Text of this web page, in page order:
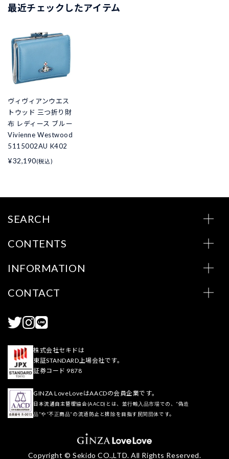
最近チェックしたアイテム
ヴィヴィアンウエス
トウッド 三つ折り財
布 レディース ブルー
Vivienne Westwood
5115002AU K402
¥32,190(税込)
SEARCH
CONTENTS
INFORMATION
CONTACT
株式会社セキドは
東証STANDARD上場会社です。
証券コード 9878
GINZA LoveLoveはAACDの会員企業です。
日本流通自主管理協会(AACD)とは、並行輸入品市場での、“偽造
品”や“不正商品”の流通防止と排除を目指す民間団体です。
Copyright © Sekido CO.,LTD. All Rights Reserved.